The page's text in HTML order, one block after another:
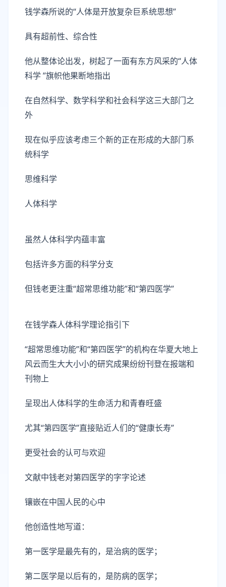
钱学森所说的“人体是开放复杂巨系统思想”
具有超前性、综合性
他从整体论出发，树起了一面有东方风采的“人体
科学 ”旗帜他果断地指出
在自然科学、数学科学和社会科学这三大部门之
外
现在似乎应该考虑三个新的正在形成的大部门系
统科学
思维科学
人体科学
虽然人体科学内蕴丰富
包括许多方面的科学分支
但钱老更注重“超常思维功能”和“第四医学”
在钱学森人体科学理论指引下
“超常思维功能”和“第四医学”的机构在华夏大地上
风云而生大大小小的研究成果纷纷刊登在报端和
刊物上
呈现出人体科学的生命活力和青春旺盛
尤其“第四医学”直接贴近人们的“健康长寿”
更受社会的认可与欢迎
文献中钱老对第四医学的字字论述
镶嵌在中国人民的心中
他创造性地写道：
第一医学是最先有的，是治病的医学；
第二医学是以后有的，是防病的医学；